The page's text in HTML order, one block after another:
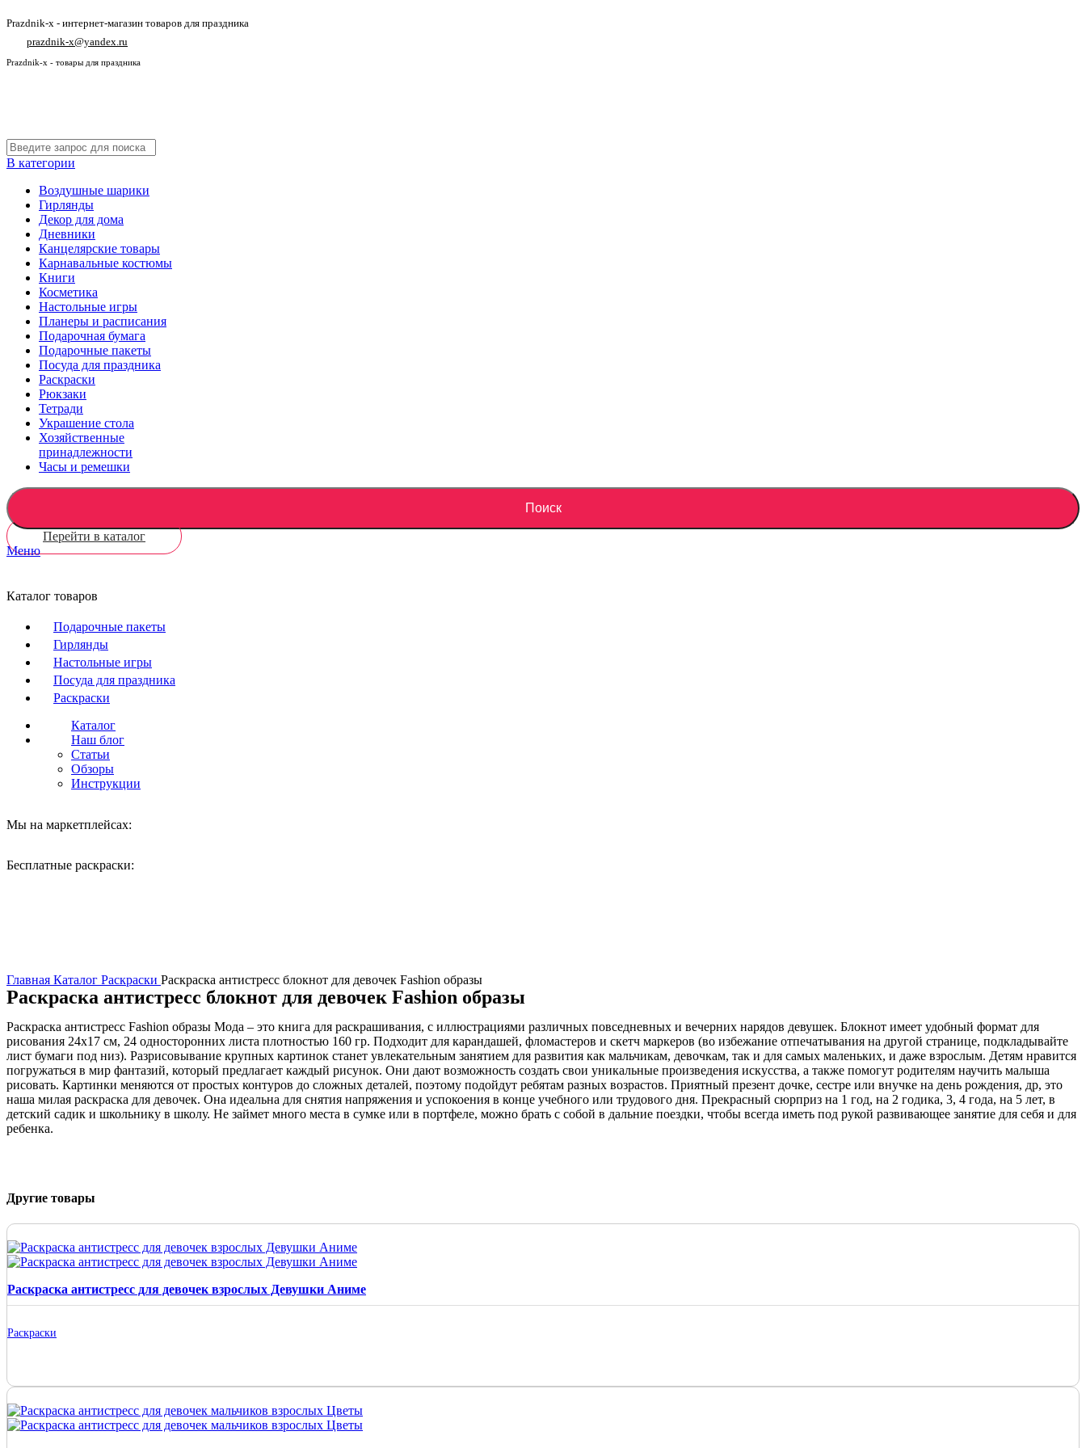
Prazdnik-x - интернет-магазин товаров для праздника
prazdnik-x@yandex.ru
Prazdnik-x - товары для праздника
В категории
Воздушные шарики
Гирлянды
Декор для дома
Дневники
Канцелярские товары
Карнавальные костюмы
Книги
Косметика
Настольные игры
Планеры и расписания
Подарочная бумага
Подарочные пакеты
Посуда для праздника
Раскраски
Рюкзаки
Тетради
Украшение стола
Хозяйственные
принадлежности
Часы и ремешки
Поиск
Перейти в каталог
Меню
Каталог товаров
Подарочные пакеты
Гирлянды
Настольные игры
Посуда для праздника
Раскраски
Каталог
Наш блог
Статьи
Обзоры
Инструкции
Мы на маркетплейсах:
Бесплатные раскраски:
Главная Каталог Раскраски Раскраска антистресс блокнот для девочек Fashion образы
Раскраска антистресс блокнот для девочек Fashion образы
Раскраска антистресс Fashion образы Мода – это книга для раскрашивания, с иллюстрациями различных повседневных и вечерних нарядов девушек. Блокнот имеет удобный формат для
рисования 24х17 см, 24 односторонних листа плотностью 160 гр. Подходит для карандашей, фломастеров и скетч маркеров (во избежание отпечатывания на другой странице, подкладывайте
лист бумаги под низ). Разрисовывание крупных картинок станет увлекательным занятием для развития как мальчикам, девочкам, так и для самых маленьких, и даже взрослым. Детям нравится
погружаться в мир фантазий, который предлагает каждый рисунок. Они дают возможность создать свои уникальные произведения искусства, а также помогут родителям научить малыша
рисовать. Картинки меняются от простых контуров до сложных деталей, поэтому подойдут ребятам разных возрастов. Приятный презент дочке, сестре или внучке на день рождения, др, это
наша милая раскраска для девочек. Она идеальна для снятия напряжения и успокоения в конце учебного или трудового дня. Прекрасный сюрприз на 1 год, на 2 годика, 3, 4 года, на 5 лет, в
детский садик и школьнику в школу. Не займет много места в сумке или в портфеле, можно брать с собой в дальние поездки, чтобы всегда иметь под рукой развивающее занятие для себя и для
ребенка.
Другие товары
Раскраска антистресс для девочек взрослых Девушки Аниме
Раскраски